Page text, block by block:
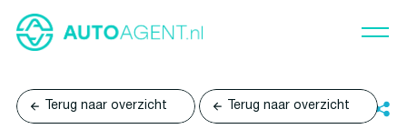
Terug naar overzicht Terug naar overzicht